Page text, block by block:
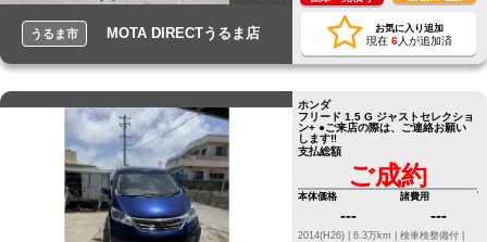
うるま市 MOTA DIRECTうるま店 お気に入り追加
現在 6人が追加済
ホンダ
フリード 1.5 G ジャストセレクショ
ン+ ●ご来店の際は、ご連絡お願い
します‼️
支払総額
ご成約
本体価格
---
諸費用
---
2014(H26) | 6.3万km |
検車検整備付 |